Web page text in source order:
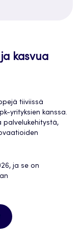
kasvua
tiiviissä
yrityksien kanssa.
palvelukehitystä,
ja se on